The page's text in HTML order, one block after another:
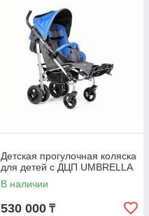
Детская прогулочная коляска
для детей с ДЦП UMBRELLA
В наличии
530 000 ₸